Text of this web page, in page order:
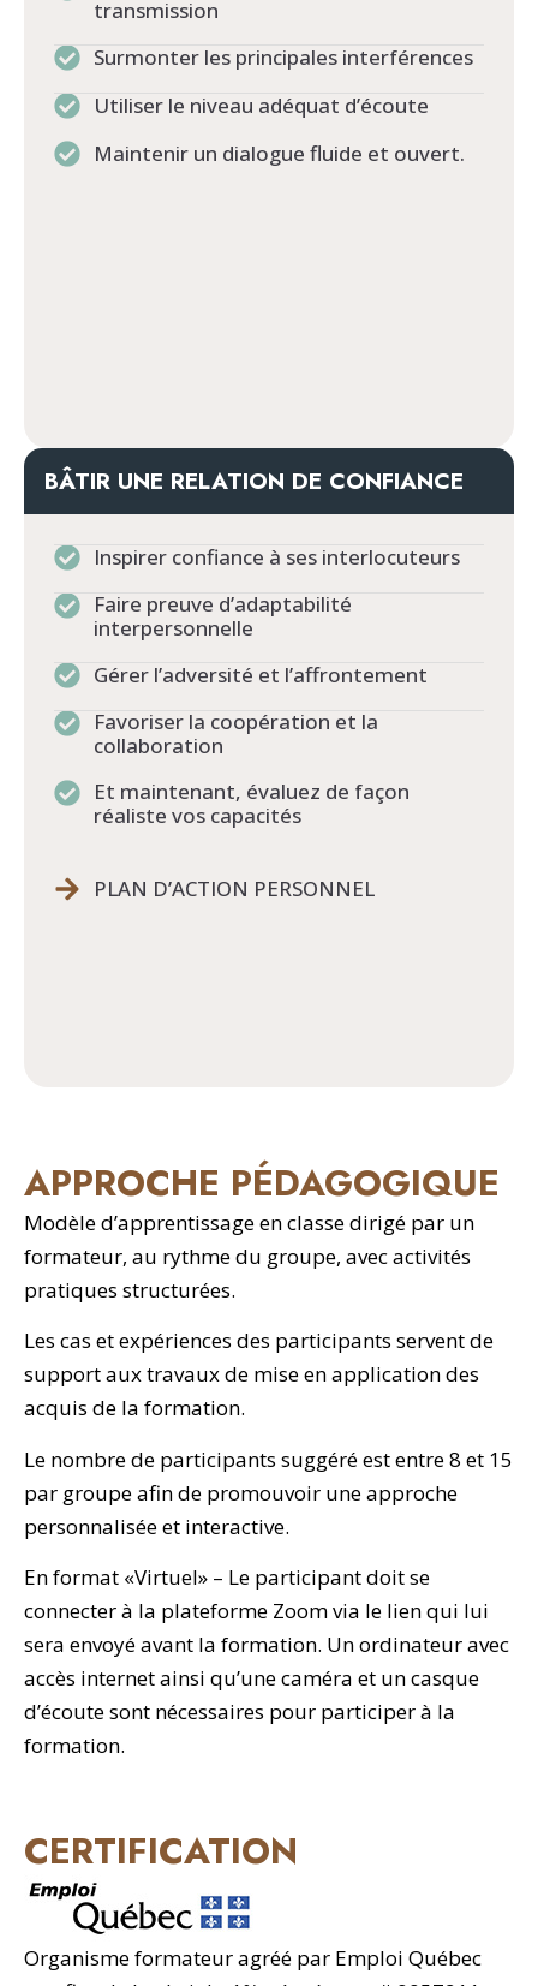
transmission
Surmonter les principales interférences
Utiliser le niveau adéquat d’écoute
Maintenir un dialogue fluide et ouvert.
BÂTIR UNE RELATION DE CONFIANCE
Inspirer confiance à ses interlocuteurs
Faire preuve d’adaptabilité
interpersonnelle
Gérer l’adversité et l’affrontement
Favoriser la coopération et la
collaboration
Et maintenant, évaluez de façon
réaliste vos capacités
PLAN D’ACTION PERSONNEL
APPROCHE PÉDAGOGIQUE
Modèle d’apprentissage en classe dirigé par un
formateur, au rythme du groupe, avec activités
pratiques structurées.
Les cas et expériences des participants servent de
support aux travaux de mise en application des
acquis de la formation.
Le nombre de participants suggéré est entre 8 et 15
par groupe afin de promouvoir une approche
personnalisée et interactive.
En format «Virtuel» – Le participant doit se
connecter à la plateforme Zoom via le lien qui lui
sera envoyé avant la formation. Un ordinateur avec
accès internet ainsi qu’une caméra et un casque
d’écoute sont nécessaires pour participer à la
formation.
CERTIFICATION
Organisme formateur agréé par Emploi Québec